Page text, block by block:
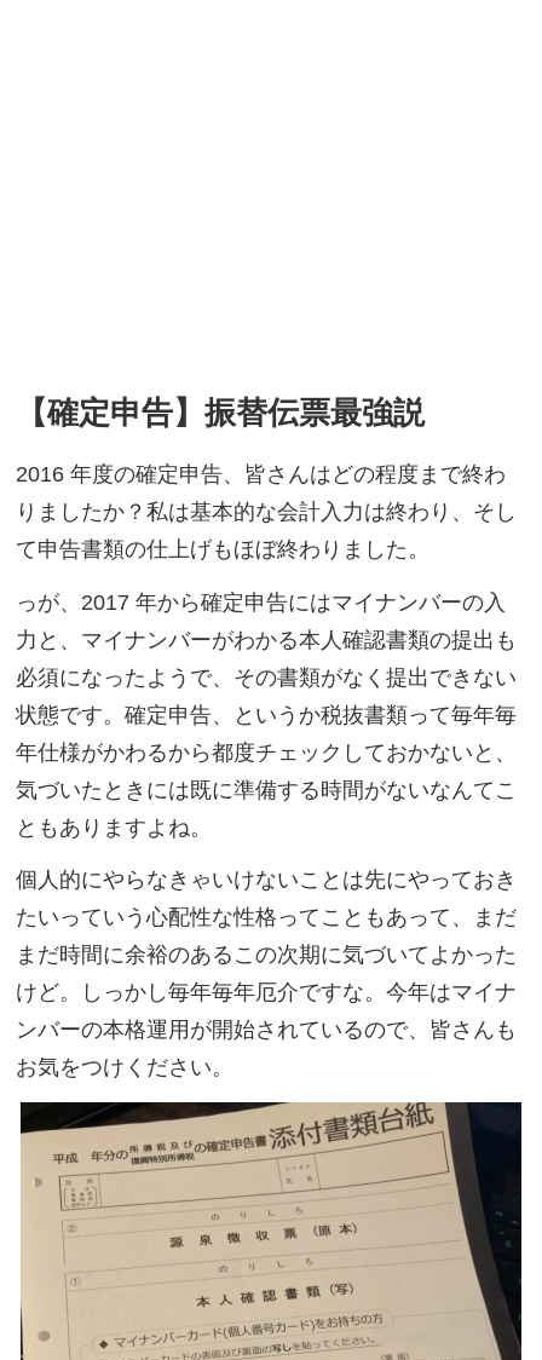
【確定申告】振替伝票最強説
2016 年度の確定申告、皆さんはどの程度まで終わ
りましたか？私は基本的な会計入力は終わり、そし
て申告書類の仕上げもほぼ終わりました。
っが、2017 年から確定申告にはマイナンバーの入
力と、マイナンバーがわかる本人確認書類の提出も
必須になったようで、その書類がなく提出できない
状態です。確定申告、というか税抜書類って毎年毎
年仕様がかわるから都度チェックしておかないと、
気づいたときには既に準備する時間がないなんてこ
ともありますよね。
個人的にやらなきゃいけないことは先にやっておき
たいっていう心配性な性格ってこともあって、まだ
まだ時間に余裕のあるこの次期に気づいてよかった
けど。しっかし毎年毎年厄介ですな。今年はマイナ
ンバーの本格運用が開始されているので、皆さんも
お気をつけください。